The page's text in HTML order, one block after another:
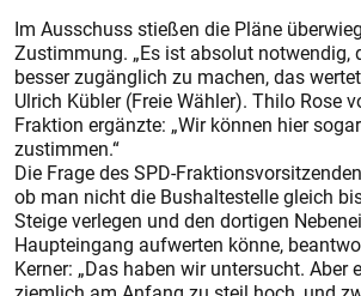
Im Ausschuss stießen die Pläne
Zustimmung. „Es ist absolut notwendig,
besser zugänglich zu machen, das
Ulrich Kübler (Freie Wähler). Thilo Rose
Fraktion ergänzte: „Wir können hier
zustimmen.“
Die Frage des SPD-
ob man nicht die Bushaltestelle gleich
Steige verlegen und den dortigen
Haupteingang aufwerten könne,
Kerner: „Das haben wir untersucht. Aber